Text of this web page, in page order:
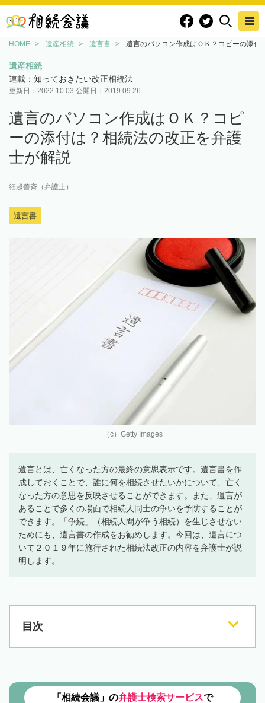
HOME 遺産相続 遺言書 遺言のパソコン作成はＯＫ？コピーの添付
遺産相続
連載：知っておきたい改正相続法
更新日： 2022.10.03 公開日： 2019.09.26
遺言のパソコン作成はＯＫ？コピ
ーの添付は？相続法の改正を弁護
士が解説
細越善斉（弁護士）
遺言書
（c）Getty Images
遺言とは、亡くなった方の最終の意思表示です。遺言書を作
成しておくことで、誰に何を相続させたいかについて、亡く
なった方の意思を反映させることができます。また、遺言が
あることで多くの場面で相続人同士の争いを予防することが
できます。「争続」（相続人間が争う相続）を生じさせない
ためにも、遺言書の作成をお勧めします。今回は、遺言につ
いて２０１９年に施行された相続法改正の内容を弁護士が説
明します。
目次
「相続会議」の弁護士検索サービスで